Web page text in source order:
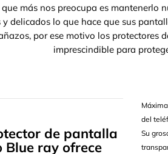
más nos preocupa es mantenerlo
y delicados lo que hace que sus
por ese motivo los protectores
imprescindible para
de pantalla
Blue ray ofrece
del
Su